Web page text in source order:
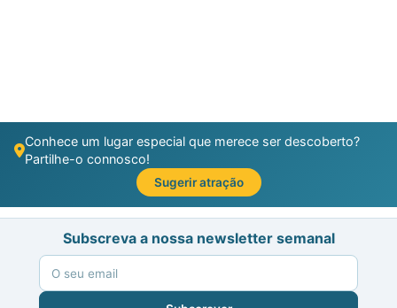
Conhece um lugar especial que merece ser descoberto?
Partilhe-o connosco!
Sugerir atração
Subscreva a nossa newsletter semanal